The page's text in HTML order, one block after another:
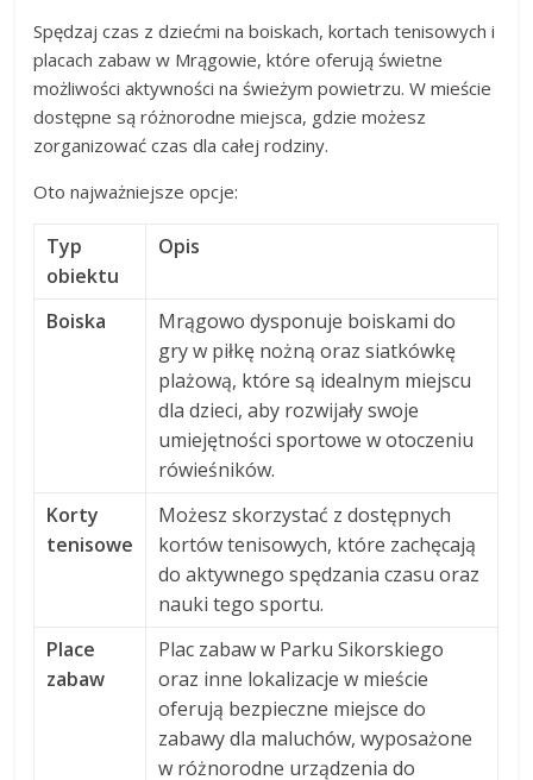
Spędzaj czas z dziećmi na boiskach, kortach tenisowych i
placach zabaw w Mrągowie, które oferują świetne
możliwości aktywności na świeżym powietrzu. W mieście
dostępne są różnorodne miejsca, gdzie możesz
zorganizować czas dla całej rodziny.
Oto najważniejsze opcje:
Typ
obiektu
Opis
Boiska
Mrągowo dysponuje boiskami do
gry w piłkę nożną oraz siatkówkę
plażową, które są idealnym miejscu
dla dzieci, aby rozwijały swoje
umiejętności sportowe w otoczeniu
rówieśników.
Korty
tenisowe
Możesz skorzystać z dostępnych
kortów tenisowych, które zachęcają
do aktywnego spędzania czasu oraz
nauki tego sportu.
Place
zabaw
Plac zabaw w Parku Sikorskiego
oraz inne lokalizacje w mieście
oferują bezpieczne miejsce do
zabawy dla maluchów, wyposażone
w różnorodne urządzenia do